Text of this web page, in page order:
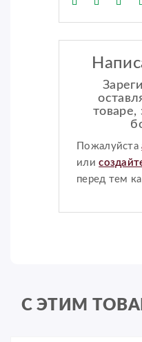
товаре,
Пожалуйста
или
перед тем
С ЭТИМ